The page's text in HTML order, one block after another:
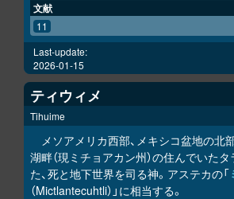
文献
11
Last-update:
2026-01-15
ティウィメ
Tihuime
メソアメリカ西部、メキシコ盆地の北
湖畔（現ミチョアカン州）の住んでいた
た、死と地下世界を司る神。アステカの「
（Mictlantecuhtli）」に相当する。